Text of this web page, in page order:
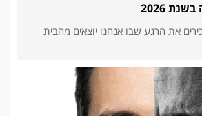
את הרגע שבו אנחנו יוצאים מהבית